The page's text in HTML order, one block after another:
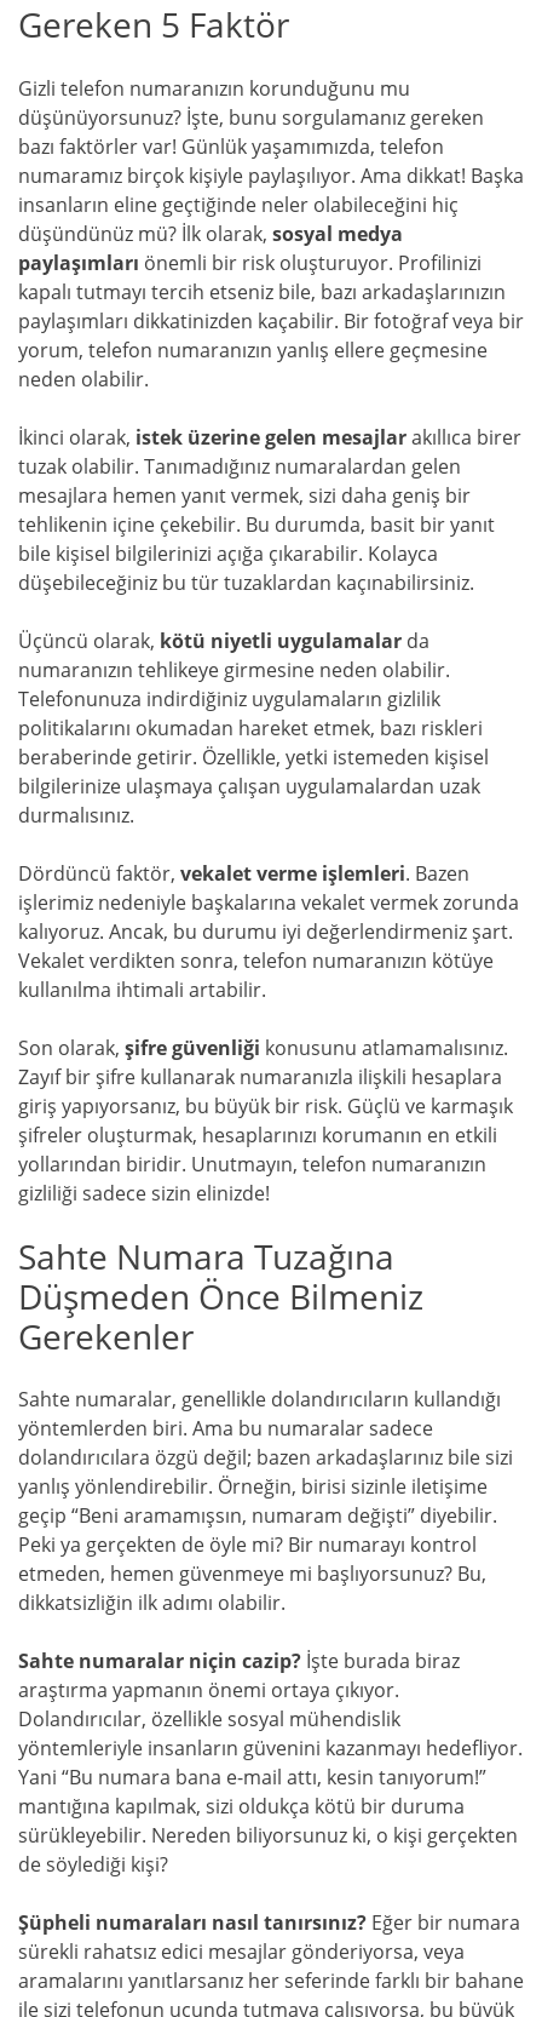
Gereken 5 Faktör
Gizli telefon numaranızın korunduğunu mu
düşünüyorsunuz? İşte, bunu sorgulamanız gereken
bazı faktörler var! Günlük yaşamımızda, telefon
numaramız birçok kişiyle paylaşılıyor. Ama dikkat! Başka
insanların eline geçtiğinde neler olabileceğini hiç
düşündünüz mü? İlk olarak, sosyal medya
paylaşımları önemli bir risk oluşturuyor. Profilinizi
kapalı tutmayı tercih etseniz bile, bazı arkadaşlarınızın
paylaşımları dikkatinizden kaçabilir. Bir fotoğraf veya bir
yorum, telefon numaranızın yanlış ellere geçmesine
neden olabilir.
İkinci olarak, istek üzerine gelen mesajlarakıllıca birer
tuzak olabilir. Tanımadığınız numaralardan gelen
mesajlara hemen yanıt vermek, sizi daha geniş bir
tehlikenin içine çekebilir. Bu durumda, basit bir yanıt
bile kişisel bilgilerinizi açığa çıkarabilir. Kolayca
düşebileceğiniz bu tür tuzaklardan kaçınabilirsiniz.
Üçüncü olarak, kötü niyetli uygulamalar da
numaranızın tehlikeye girmesine neden olabilir.
Telefonunuza indirdiğiniz uygulamaların gizlilik
politikalarını okumadan hareket etmek, bazı riskleri
beraberinde getirir. Özellikle, yetki istemeden kişisel
bilgilerinize ulaşmaya çalışan uygulamalardan uzak
durmalısınız.
Dördüncü faktör, vekalet verme işlemleri. Bazen
işlerimiz nedeniyle başkalarına vekalet vermek zorunda
kalıyoruz. Ancak, bu durumu iyi değerlendirmeniz şart.
Vekalet verdikten sonra, telefon numaranızın kötüye
kullanılma ihtimali artabilir.
Son olarak, şifre güvenliği konusunu atlamamalısınız.
Zayıf bir şifre kullanarak numaranızla ilişkili hesaplara
giriş yapıyorsanız, bu büyük bir risk. Güçlü ve karmaşık
şifreler oluşturmak, hesaplarınızı korumanın en etkili
yollarından biridir. Unutmayın, telefon numaranızın
gizliliği sadece sizin elinizde!
Sahte Numara Tuzağına
Düşmeden Önce Bilmeniz
Gerekenler
Sahte numaralar, genellikle dolandırıcıların kullandığı
yöntemlerden biri. Ama bu numaralar sadece
dolandırıcılara özgü değil; bazen arkadaşlarınız bile sizi
yanlış yönlendirebilir. Örneğin, birisi sizinle iletişime
geçip “Beni aramamışsın, numaram değişti” diyebilir.
Peki ya gerçekten de öyle mi? Bir numarayı kontrol
etmeden, hemen güvenmeye mi başlıyorsunuz? Bu,
dikkatsizliğin ilk adımı olabilir.
Sahte numaralar niçin cazip? İşte burada biraz
araştırma yapmanın önemi ortaya çıkıyor.
Dolandırıcılar, özellikle sosyal mühendislik
yöntemleriyle insanların güvenini kazanmayı hedefliyor.
Yani “Bu numara bana e-mail attı, kesin tanıyorum!”
mantığına kapılmak, sizi oldukça kötü bir duruma
sürükleyebilir. Nereden biliyorsunuz ki, o kişi gerçekten
de söylediği kişi?
Şüpheli numaraları nasıl tanırsınız? Eğer bir numara
sürekli rahatsız edici mesajlar gönderiyorsa, veya
aramalarını yanıtlarsanız her seferinde farklı bir bahane
ile sizi telefonun ucunda tutmaya çalışıyorsa, bu büyük